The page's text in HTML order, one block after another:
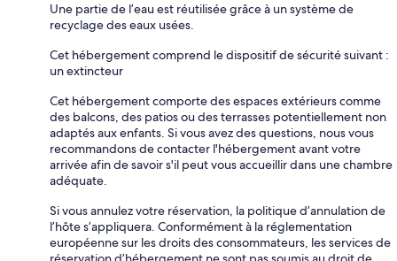
Une partie de l’eau est réutilisée grâce à un système de
recyclage des eaux usées.
Cet hébergement comprend le dispositif de sécurité suivant :
un extincteur
Cet hébergement comporte des espaces extérieurs comme
des balcons, des patios ou des terrasses potentiellement non
adaptés aux enfants. Si vous avez des questions, nous vous
recommandons de contacter l'hébergement avant votre
arrivée afin de savoir s'il peut vous accueillir dans une chambre
adéquate.
Si vous annulez votre réservation, la politique d’annulation de
l’hôte s’appliquera. Conformément à la réglementation
européenne sur les droits des consommateurs, les services de